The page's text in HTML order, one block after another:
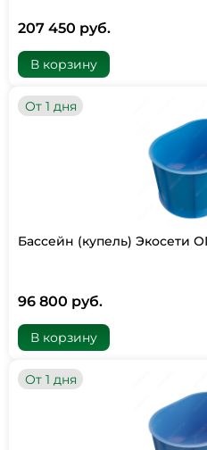
207 450 руб.
В корзину
От 1 дня
Бассейн (купель) Экосети
96 800 руб.
В корзину
От 1 дня